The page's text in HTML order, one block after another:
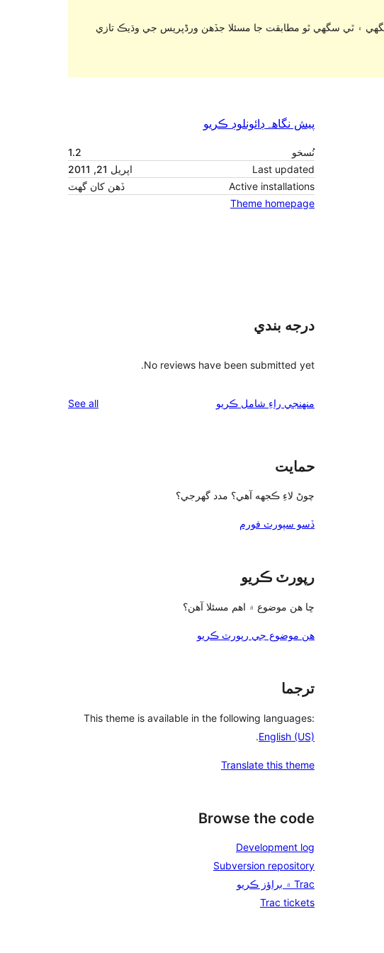
۽ ٿي سگهي ٿو مطابقت جا مسئلا جڏهن ورڈپریس جي وڌيڪ تازي
پيش نگاهہ ڊائونلوڊ ڪريو
نُسخو
1.2
Last updated
اپريل 21, 2011
Active installations
ڏهن کان گهٽ
Theme homepage
درجه بندي
No reviews have been submitted yet.
منهنجي راءِ شامل ڪريو See all
حمايت
چوڻ لاءِ ڪجهه آهي؟ مدد گهرجي؟
ڏسو سپورٽ فورم
رپورٽ ڪريو
ڇا هن موضوع ۾ اهم مسئلا آهن؟
هن موضوع جي رپورٽ ڪريو
ترجما
This theme is available in the following languages:
English (US)
.
Translate this theme
Browse the code
Development log
Subversion repository
Trac ۾ براؤز ڪريو
Trac tickets